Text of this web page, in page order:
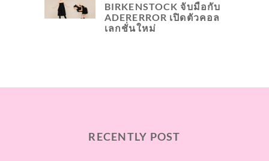
BIRKENSTOCK จับมือกับ
ADERERROR เปิดตัวคอล
เลกชั่นใหม่
RECENTLY POST